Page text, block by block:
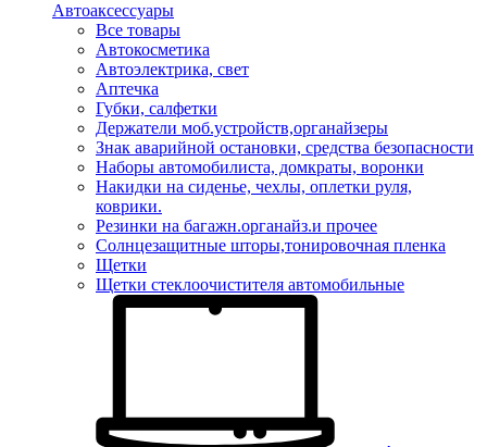
Автоаксессуары
Все товары
Автокосметика
Автоэлектрика, свет
Аптечка
Губки, салфетки
Держатели моб.устройств,органайзеры
Знак аварийной остановки, средства безопасности
Наборы автомобилиста, домкраты, воронки
Накидки на сиденье, чехлы, оплетки руля,
коврики.
Резинки на багажн.органайз.и прочее
Солнцезащитные шторы,тонировочная пленка
Щетки
Щетки стеклоочистителя автомобильные